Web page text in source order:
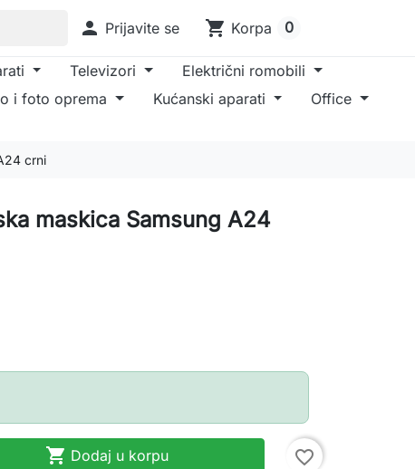
 Prijavite se shopping_cart Korpa 0
Televizori
Električni romobili
i foto oprema Kućanski aparati
Office
crni
maskica Samsung A24
 Dodaj u korpu favorite_border